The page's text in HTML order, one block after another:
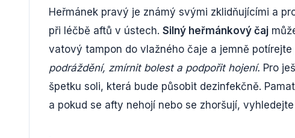
Heřmánek pravý je známý svými zklidňujícími a
při léčbě aftů v ústech. Silný heřmánkový čaj
vatový tampon do vlažného čaje a jemně potírejte
podráždění, zmírnit bolest a podpořit hojení. Pro
špetku soli, která bude působit dezinfekčně.
a pokud se afty nehojí nebo se zhoršují,